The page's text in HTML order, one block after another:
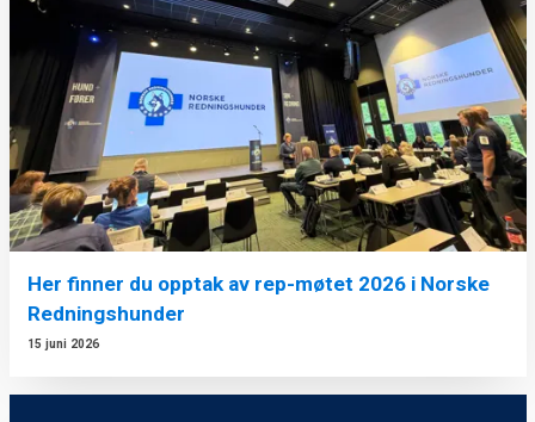
Her finner du opptak av rep-møtet 2026 i Norske
Redningshunder
15 juni 2026